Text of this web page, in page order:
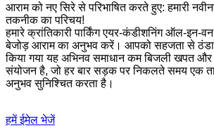
आराम को नए सिरे से परिभाषित करते हुए: हमारी
तकनीक का परिचय!
हमारे क्रांतिकारी पार्किंग एयर-कंडीशनिंग ऑल-इन-
बेजोड़ आराम का अनुभव करें। आपको सहजता से
किया गया यह अभिनव समाधान कम बिजली खपत
संयोजन है, जो हर बार सड़क पर निकलते समय एक
अनुभव सुनिश्चित करता है।
हमें ईमेल भेजें